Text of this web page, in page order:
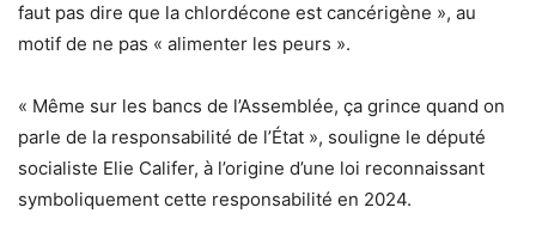
faut pas dire que la chlordécone est cancérigène », au
motif de ne pas « alimenter les peurs ».
« Même sur les bancs de l’Assemblée, ça grince quand on
parle de la responsabilité de l’État », souligne le député
socialiste Elie Califer, à l’origine d’une loi reconnaissant
symboliquement cette responsabilité en 2024.